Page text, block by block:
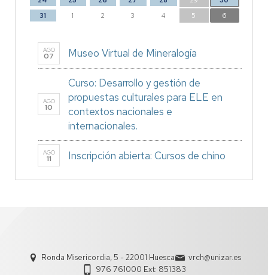
31
1 2 3 4 5 6
AGO
07 Museo Virtual de Mineralogía
AGO
10
Curso: Desarrollo y gestión de
propuestas culturales para ELE en
contextos nacionales e
internacionales.
AGO
11 Inscripción abierta: Cursos de chino
Ronda Misericordia, 5 - 22001 Huesca
vrch@unizar.es
976 761000 Ext: 851383